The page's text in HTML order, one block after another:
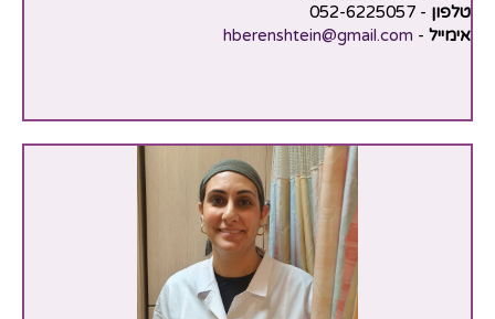
טלפון - 052-6225057
אימייל -
hberenshtein@gmail.com